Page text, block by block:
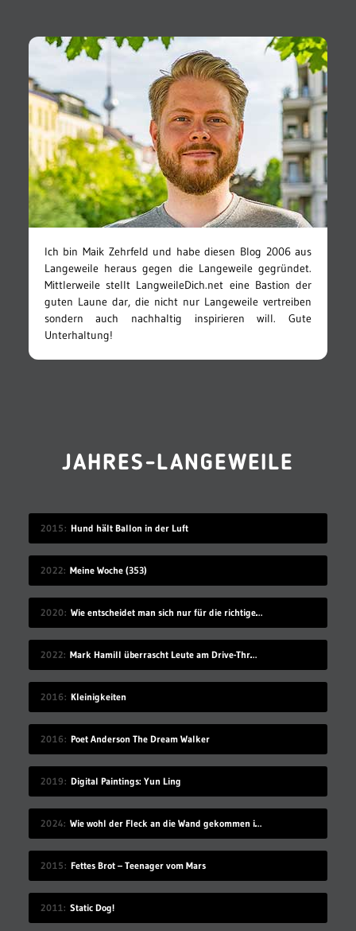
Ich bin Maik Zehrfeld und habe diesen Blog 2006 aus
Langeweile heraus gegen die Langeweile gegründet.
Mittlerweile stellt LangweileDich.net eine Bastion der
guten Laune dar, die nicht nur Langeweile vertreiben
sondern auch nachhaltig inspirieren will. Gute
Unterhaltung!
JAHRES-LANGEWEILE
2015 Hund hält Ballon in der Luft
2022 Meine Woche (353)
2020 Wie entscheidet man sich nur für die richtige Idee?
2022 Mark Hamill überrascht Leute am Drive-Thru-Schalter
2016 Kleinigkeiten
2016 Poet Anderson The Dream Walker
2019 Digital Paintings: Yun Ling
2024 Wie wohl der Fleck an die Wand gekommen ist?
2015 Fettes Brot – Teenager vom Mars
2011 Static Dog!